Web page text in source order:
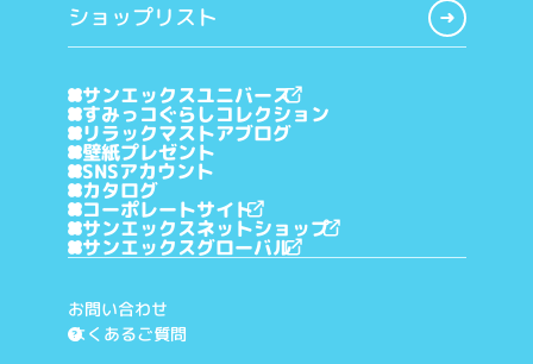
ショップリスト
サンエックスユニバース
すみっコぐらしコレクション
リラックマストアブログ
壁紙プレゼント
SNSアカウント
カタログ
コーポレートサイト
サンエックスネットショップ
サンエックスグローバル
お問い合わせ
?
よくあるご質問